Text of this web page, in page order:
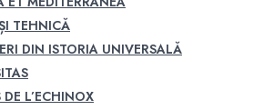
TEHNICĂ
DIN ISTORIA UNIVERSALĂ
DE L’ECHINOX